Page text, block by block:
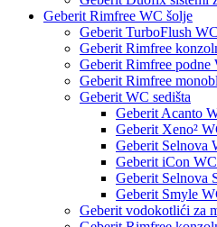
Geberit Rimfree WC šolje
Geberit TurboFlush
Geberit Rimfree
Geberit Rimfree podne
Geberit Rimfree
Geberit WC sedišta
Geberit Acanto
Geberit Xeno²
Geberit Selnova
Geberit iCon WC
Geberit Selnova
Geberit Smyle
Geberit vodokotlići za